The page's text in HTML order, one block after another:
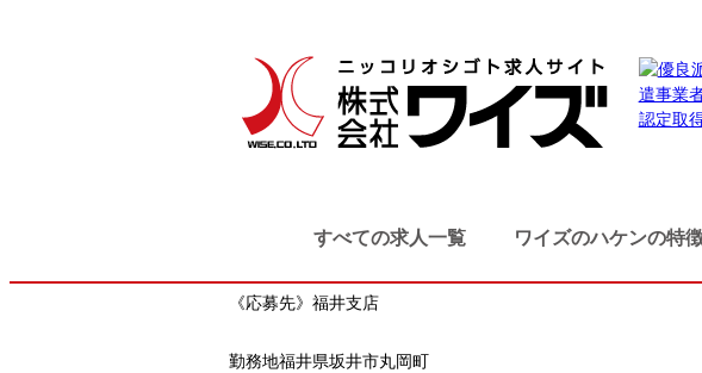
すべての求人一覧 ワイズのハケンの特
TOP 金属製品の検査・測定スタッフ（軽作業
坂井市・あわら市
製造系
《応募先》福井支店
勤務地福井県坂井市丸岡町